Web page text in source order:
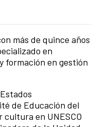
más de quince años
en
formación en gestión
de Educación del
cultura en UNESCO